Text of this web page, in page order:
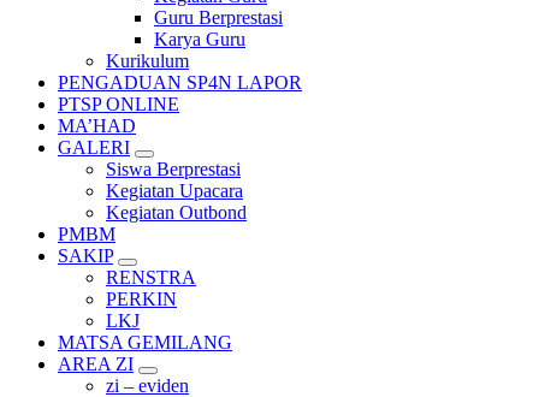
Guru Berprestasi
Karya Guru
Kurikulum
PENGADUAN SP4N LAPOR
PTSP ONLINE
MA’HAD
GALERI
Siswa Berprestasi
Kegiatan Upacara
Kegiatan Outbond
PMBM
SAKIP
RENSTRA
PERKIN
LKJ
MATSA GEMILANG
AREA ZI
zi – eviden